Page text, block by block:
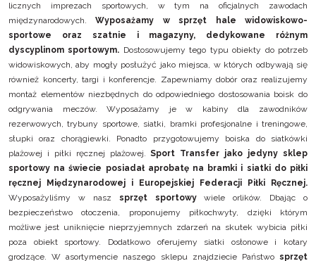
licznych imprezach sportowych, w tym na oficjalnych zawodach
międzynarodowych.Wyposażamy w sprzęt hale widowiskowo-
sportowe oraz szatnie i magazyny, dedykowane różnym
dyscyplinom sportowym. Dostosowujemy tego typu obiekty do potrzeb
widowiskowych, aby mogły posłużyć jako miejsca, w których odbywają się
również koncerty, targi i konferencje. Zapewniamy dobór oraz realizujemy
montaż elementów niezbędnych do odpowiedniego dostosowania boisk do
odgrywania meczów. Wyposażamy je w kabiny dla zawodników
rezerwowych, trybuny sportowe, siatki, bramki profesjonalne i treningowe,
słupki oraz chorągiewki. Ponadto przygotowujemy boiska do siatkówki
plażowej i piłki ręcznej plażowej.Sport Transfer jako jedyny sklep
sportowy na świecie posiadał aprobatę na bramki i siatki do piłki
ręcznej Międzynarodowej i Europejskiej Federacji Piłki Ręcznej.
Wyposażyliśmy w nasz sprzęt sportowywiele orlików. Dbając o
bezpieczeństwo otoczenia, proponujemy piłkochwyty, dzięki którym
możliwe jest uniknięcie nieprzyjemnych zdarzeń na skutek wybicia piłki
poza obiekt sportowy. Dodatkowo oferujemy siatki osłonowe i kotary
grodzące. W asortymencie naszego sklepu znajdziecie Państwo sprzęt